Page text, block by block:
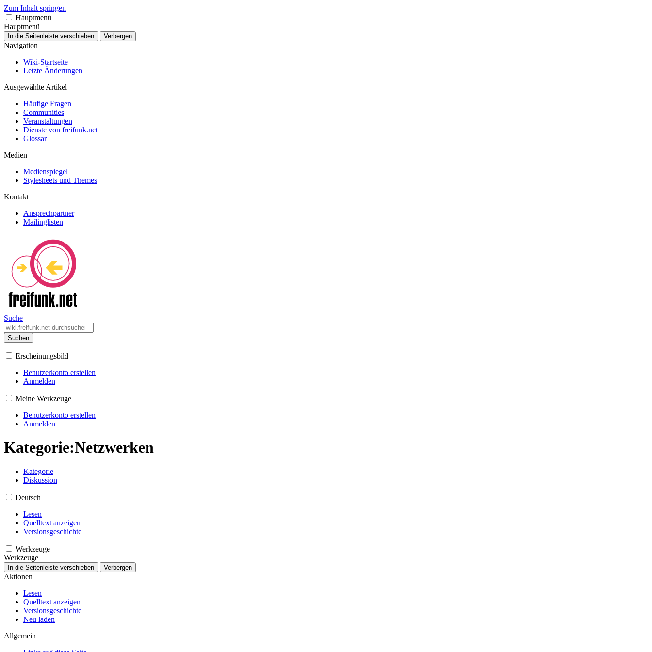
Zum Inhalt springen
Hauptmenü
Hauptmenü
In die Seitenleiste verschieben Verbergen
Navigation
Wiki-Startseite
Letzte Änderungen
Ausgewählte Artikel
Häufige Fragen
Communities
Veranstaltungen
Dienste von freifunk.net
Glossar
Medien
Medienspiegel
Stylesheets und Themes
Kontakt
Ansprechpartner
Mailinglisten
Suche
Suchen
Erscheinungsbild
Benutzerkonto erstellen
Anmelden
Meine Werkzeuge
Benutzerkonto erstellen
Anmelden
Kategorie:Netzwerken
Kategorie
Diskussion
Deutsch
Lesen
Quelltext anzeigen
Versionsgeschichte
Werkzeuge
Werkzeuge
In die Seitenleiste verschieben Verbergen
Aktionen
Lesen
Quelltext anzeigen
Versionsgeschichte
Neu laden
Allgemein